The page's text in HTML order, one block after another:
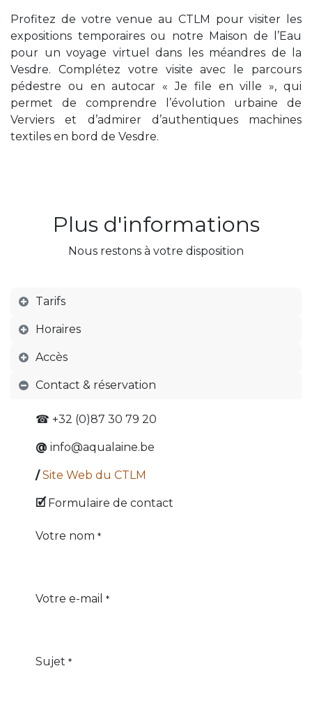
Profitez de votre venue au CTLM pour visiter les
expositions temporaires ou notre Maison de l’Eau
pour un voyage virtuel dans les méandres de la
Vesdre. Complétez votre visite avec le parcours
pédestre ou en autocar « Je file en ville », qui
permet de comprendre l’évolution urbaine de
Verviers et d’admirer d’authentiques machines
textiles en bord de Vesdre.
Plus d'informations
Nous restons à votre disposition
Tarifs
Horaires
Accès
Contact & réservation
☎ +32 (0)87 30 79 20
@ info@aqualaine.be
/ Site Web du CTLM
🗹Formulaire de contact
Votre nom *
Votre e-mail *
Sujet *